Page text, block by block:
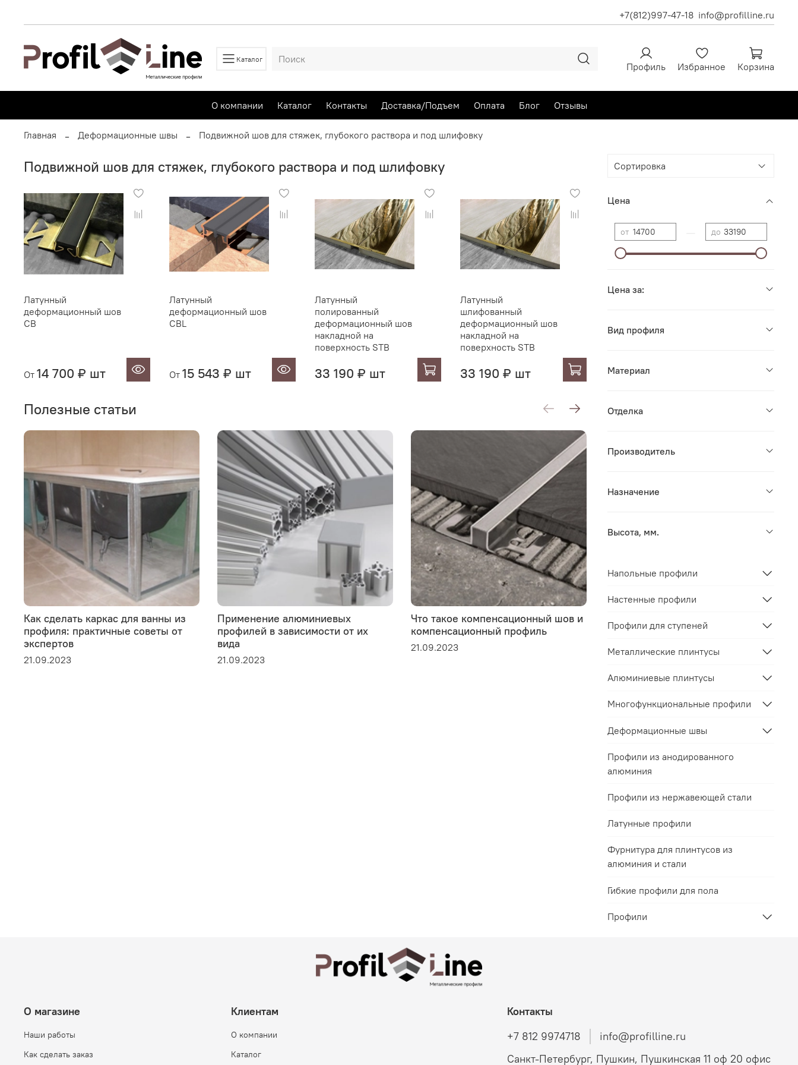
+7(812)997-47-18 info@profilline.ru
Каталог
Профиль Избранное Корзина
О компании Каталог Контакты Доставка/Подъем Оплата Блог Отзывы
Главная Деформационные швы Подвижной шов для стяжек, глубокого раствора и под шлифовку
Подвижной шов для стяжек, глубокого раствора и под шлифовку
Латунный
деформационный шов
CB
От 14 700 ₽ шт
Латунный
деформационный шов
CBL
От 15 543 ₽ шт
Латунный
полированный
деформационный шов
накладной на
поверхность STB
33 190 ₽ шт
Латунный
шлифованный
деформационный шов
накладной на
поверхность STB
33 190 ₽ шт
Полезные статьи
Как сделать каркас для ванны из
профиля: практичные советы от
экспертов
21.09.2023
Применение алюминиевых
профилей в зависимости от их
вида
21.09.2023
Что такое компенсационный шов и
компенсационный профиль
21.09.2023
Устойчивость алюминиевого
профиля к коррозии
25.08.2023
Цена
от до
Цена за:
Вид профиля
Материал
Отделка
Производитель
Назначение
Высота, мм.
Напольные профили
Настенные профили
Профили для ступеней
Металлические плинтусы
Алюминиевые плинтусы
Многофункциональные профили
Деформационные швы
Профили из анодированного
алюминия
Профили из нержавеющей стали
Латунные профили
Фурнитура для плинтусов из
алюминия и стали
Гибкие профили для пола
Профили
О магазине
Наши работы
Как сделать заказ
Клиентам
О компании
Каталог
Контакты
+7 812 9974718
info@profilline.ru
Санкт-Петербург, Пушкин, Пушкинская 11 оф 20 офис